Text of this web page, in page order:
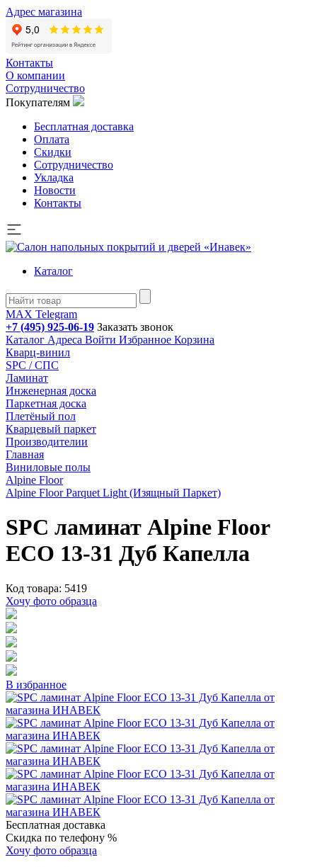
Адрес магазина
Контакты
О компании
Сотрудничество
Покупателям
Бесплатная доставка
Оплата
Скидки
Сотрудничество
Укладка
Новости
Контакты
Каталог
MAX Telegram
+7 (495) 925-06-19 Заказать звонок
Каталог Адреса Войти Избранное Корзина
Кварц-винил
SPC / СПС
Ламинат
Инженерная доска
Паркетная доска
Плетёный пол
Кварцевый паркет
Производителии
Главная
Виниловые полы
Alpine Floor
Alpine Floor Parquet Light (Изящный Паркет)
SPC ламинат Alpine Floor
ЕСО 13-31 Дуб Капелла
Код товара: 5419
Хочу фото образца
В избранное
Бесплатная доставка
Скидка по телефону %
Хочу фото образца